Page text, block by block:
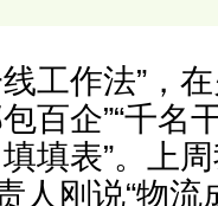
工作法”，
百企”“千名
填表”。上
人刚说“物流